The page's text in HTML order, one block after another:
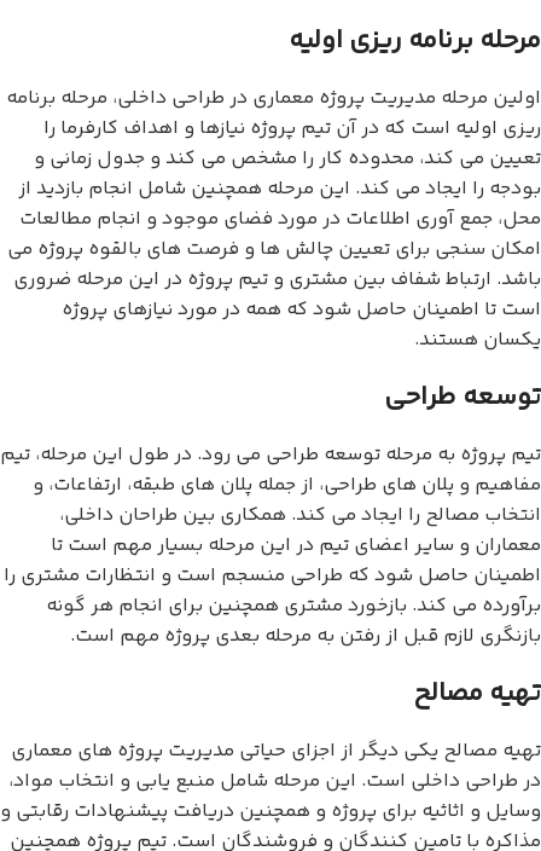
مرحله برنامه ریزی اولیه
اولین مرحله مدیریت پروژه معماری در طراحی داخلی، مرحله برنامه
ریزی اولیه است که در آن تیم پروژه نیازها و اهداف کارفرما را
تعیین می کند، محدوده کار را مشخص می کند و جدول زمانی و
بودجه را ایجاد می کند. این مرحله همچنین شامل انجام بازدید از
محل، جمع آوری اطلاعات در مورد فضای موجود و انجام مطالعات
امکان سنجی برای تعیین چالش ها و فرصت های بالقوه پروژه می
باشد. ارتباط شفاف بین مشتری و تیم پروژه در این مرحله ضروری
است تا اطمینان حاصل شود که همه در مورد نیازهای پروژه
یکسان هستند.
توسعه طراحی
تیم پروژه به مرحله توسعه طراحی می رود. در طول این مرحله، تیم
مفاهیم و پلان های طراحی، از جمله پلان های طبقه، ارتفاعات، و
انتخاب مصالح را ایجاد می کند. همکاری بین طراحان داخلی،
معماران و سایر اعضای تیم در این مرحله بسیار مهم است تا
اطمینان حاصل شود که طراحی منسجم است و انتظارات مشتری را
برآورده می کند. بازخورد مشتری همچنین برای انجام هر گونه
بازنگری لازم قبل از رفتن به مرحله بعدی پروژه مهم است.
تهیه مصالح
تهیه مصالح یکی دیگر از اجزای حیاتی مدیریت پروژه های معماری
در طراحی داخلی است. این مرحله شامل منبع یابی و انتخاب مواد،
وسایل و اثاثیه برای پروژه و همچنین دریافت پیشنهادات رقابتی و
مذاکره با تامین کنندگان و فروشندگان است. تیم پروژه همچنین